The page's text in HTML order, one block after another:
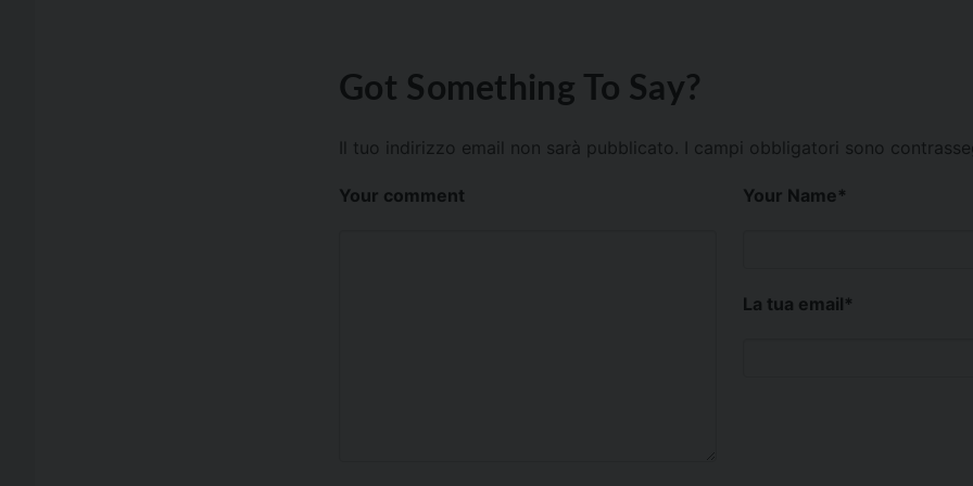
Got Something To Say?
Il tuo indirizzo email non sarà pubblicato. I campi obbligatori sono
Your comment Your Name*
La tua email*